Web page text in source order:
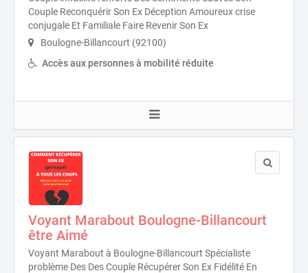
Couple Reconquérir Son Ex Déception Amoureux crise
conjugale Et Familiale Faire Revenir Son Ex
Boulogne-Billancourt (92100)
Accès aux personnes à mobilité réduite
Voyant Marabout Boulogne-Billancourt
être Aimé
Voyant Marabout à Boulogne-Billancourt Spécialiste
problème Des Des Couple Récupérer Son Ex Fidélité En